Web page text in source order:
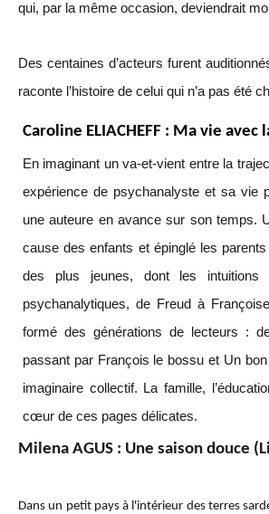
qui, par la même occasion, deviendrait
Des centaines d’acteurs furent
raconte l’histoire de celui qui n’a pas été
Caroline ELIACHEFF : Ma vie
En imaginant un va-et-vient entre la
expérience de psychanalyste et sa vie
une auteure en avance sur son temps.
cause des enfants et épinglé les
des plus jeunes, dont les
psychanalytiques, de Freud à
formé des générations de lecteurs :
passant par François le bossu et Un
imaginaire collectif. La famille,
cœur de ces pages délicates.
Milena AGUS : Une saison douce
Dans un petit pays à l'intérieur des terres